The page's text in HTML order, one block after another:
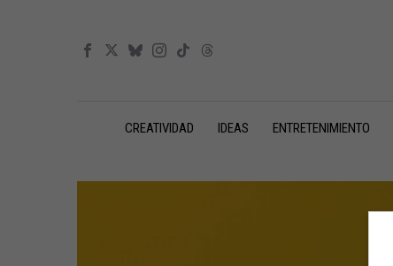
CREATIVIDAD IDEAS ENTRETENIMIENTO